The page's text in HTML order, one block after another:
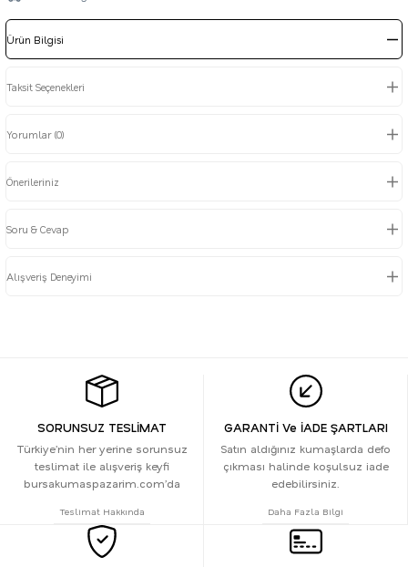
Ürün Bilgisi
Taksit Seçenekleri
Yorumlar (0)
Önerileriniz
Soru & Cevap
Alışveriş Deneyimi
SORUNSUZ TESLİMAT
Türkiye’nin her yerine sorunsuz
teslimat ile alışveriş keyfi
bursakumaspazarim.com’da
Teslimat Hakkında
GARANTİ Ve İADE ŞARTLARI
Satın aldığınız kumaşlarda defo
çıkması halinde koşulsuz iade
edebilirsiniz.
Daha Fazla Bilgi